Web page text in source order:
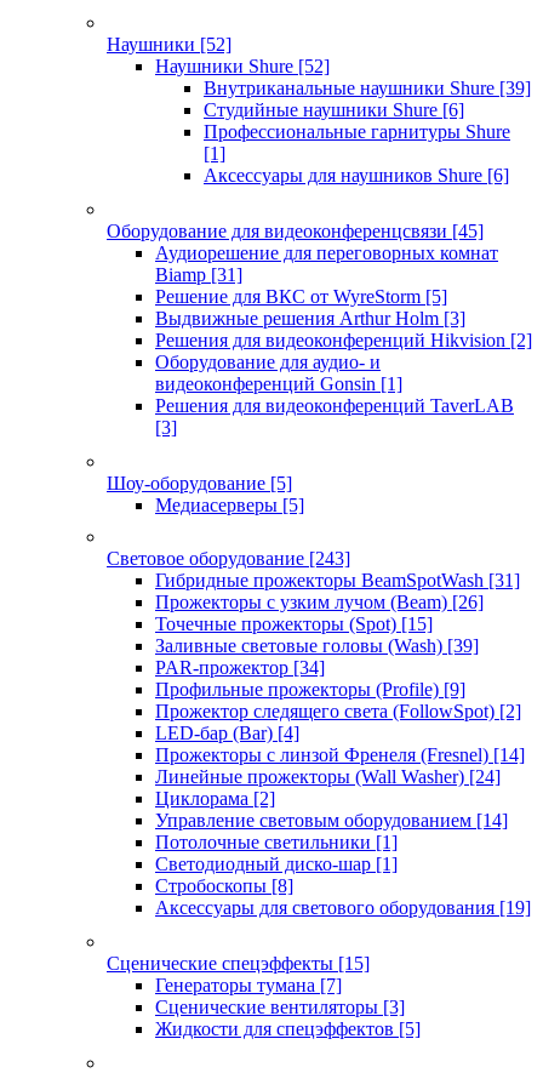
Наушники [52]
Наушники Shure [52]
Внутриканальные наушники Shure [39]
Студийные наушники Shure [6]
Профессиональные гарнитуры Shure
[1]
Аксессуары для наушников Shure [6]
Оборудование для видеоконференцсвязи [45]
Аудиорешение для переговорных комнат
Biamp [31]
Решение для ВКС от WyreStorm [5]
Выдвижные решения Arthur Holm [3]
Решения для видеоконференций Hikvision [2]
Оборудование для аудио- и
видеоконференций Gonsin [1]
Решения для видеоконференций TaverLAB
[3]
Шоу-оборудование [5]
Медиасерверы [5]
Световое оборудование [243]
Гибридные прожекторы BeamSpotWash [31]
Прожекторы с узким лучом (Beam) [26]
Точечные прожекторы (Spot) [15]
Заливные световые головы (Wash) [39]
PAR-прожектор [34]
Профильные прожекторы (Profile) [9]
Прожектор следящего света (FollowSpot) [2]
LED-бар (Bar) [4]
Прожекторы с линзой Френеля (Fresnel) [14]
Линейные прожекторы (Wall Washer) [24]
Циклорама [2]
Управление световым оборудованием [14]
Потолочные светильники [1]
Светодиодный диско-шар [1]
Стробоскопы [8]
Аксессуары для светового оборудования [19]
Сценические спецэффекты [15]
Генераторы тумана [7]
Сценические вентиляторы [3]
Жидкости для спецэффектов [5]